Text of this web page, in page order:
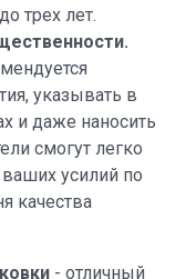
трех лет.
указывать в
и даже наносить
смогут легко
ваших усилий по
качества
- отличный